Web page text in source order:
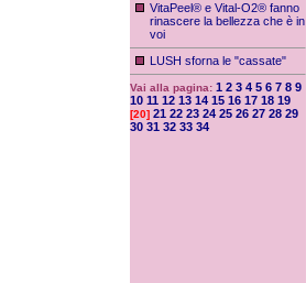
VitaPeel® e Vital-O2® fanno
rinascere la bellezza che è in
voi
LUSH sforna le "cassate"
Vai alla pagina: 1 2 3 4 5 6 7 8 9
10 11 12 13 14 15 16 17 18 19
[20] 21 22 23 24 25 26 27 28 29
30 31 32 33 34